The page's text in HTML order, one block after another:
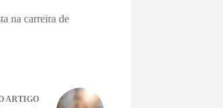
na carreira de
ARTIGO